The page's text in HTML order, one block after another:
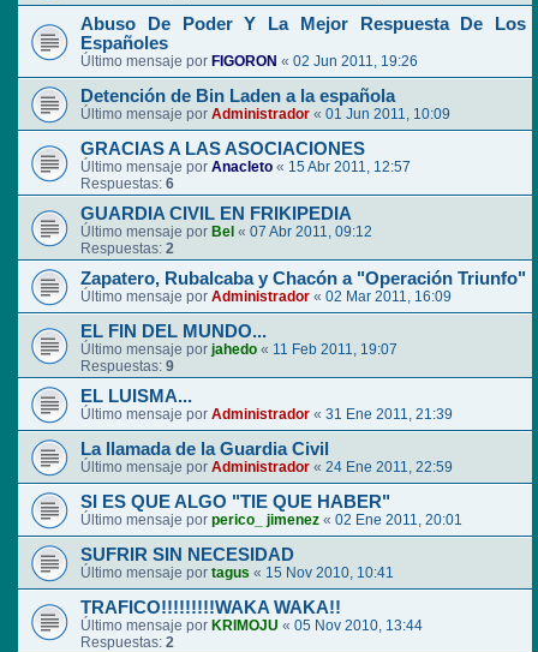
Abuso De Poder Y La Mejor Respuesta De Los
Españoles
Último mensaje por FIGORON « 02 Jun 2011, 19:26
Detención de Bin Laden a la española
Último mensaje por Administrador « 01 Jun 2011, 10:09
GRACIAS A LAS ASOCIACIONES
Último mensaje por Anacleto « 15 Abr 2011, 12:57
Respuestas: 6
GUARDIA CIVIL EN FRIKIPEDIA
Último mensaje por Bel « 07 Abr 2011, 09:12
Respuestas: 2
Zapatero, Rubalcaba y Chacón a "Operación Triunfo"
Último mensaje por Administrador « 02 Mar 2011, 16:09
EL FIN DEL MUNDO...
Último mensaje por jahedo « 11 Feb 2011, 19:07
Respuestas: 9
EL LUISMA...
Último mensaje por Administrador « 31 Ene 2011, 21:39
La llamada de la Guardia Civil
Último mensaje por Administrador « 24 Ene 2011, 22:59
SI ES QUE ALGO "TIE QUE HABER"
Último mensaje por perico_ jimenez « 02 Ene 2011, 20:01
SUFRIR SIN NECESIDAD
Último mensaje por tagus « 15 Nov 2010, 10:41
TRAFICO!!!!!!!!!WAKA WAKA!!
Último mensaje por KRIMOJU « 05 Nov 2010, 13:44
Respuestas: 2